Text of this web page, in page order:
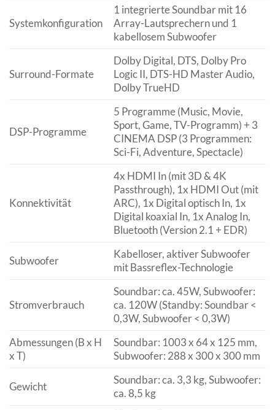
Systemkonfiguration
1 integrierte Soundbar mit 16
Array-Lautsprechern und 1
kabellosem Subwoofer
Surround-Formate
Dolby Digital, DTS, Dolby Pro
Logic II, DTS-HD Master Audio,
Dolby TrueHD
DSP-Programme
5 Programme (Music, Movie,
Sport, Game, TV-Programm) + 3
CINEMA DSP (3 Programmen:
Sci-Fi, Adventure, Spectacle)
Konnektivität
4x HDMI In (mit 3D & 4K
Passthrough), 1x HDMI Out (mit
ARC), 1x Digital optisch In, 1x
Digital koaxial In, 1x Analog In,
Bluetooth (Version 2.1 + EDR)
Subwoofer
Kabelloser, aktiver Subwoofer
mit Bassreflex-Technologie
Stromverbrauch
Soundbar: ca. 45W, Subwoofer:
ca. 120W (Standby: Soundbar <
0,3W, Subwoofer < 0,3W)
Abmessungen (B x H
x T)
Soundbar: 1003 x 64 x 125 mm,
Subwoofer: 288 x 300 x 300 mm
Gewicht
Soundbar: ca. 3,3 kg, Subwoofer:
ca. 8,5 kg